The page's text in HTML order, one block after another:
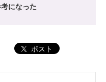
になった
ポスト